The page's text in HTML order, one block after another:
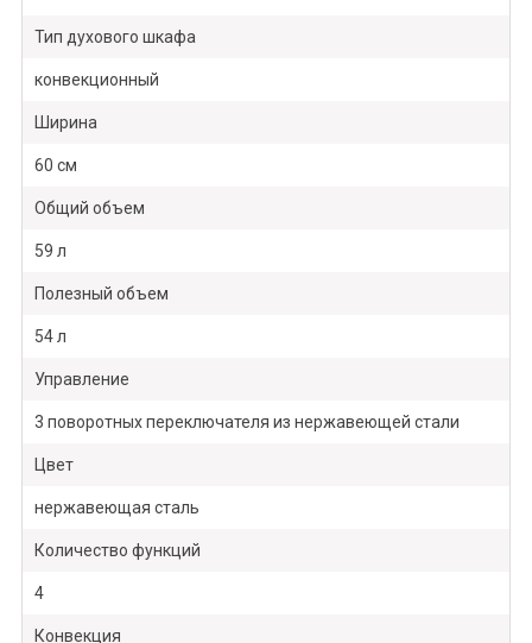
Тип духового шкафа
конвекционный
Ширина
60 см
Общий объем
59 л
Полезный объем
54 л
Управление
3 поворотных переключателя из нержавеющей стали
Цвет
нержавеющая сталь
Количество функций
4
Конвекция